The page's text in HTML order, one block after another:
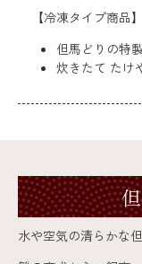
【冷凍タイプ商品】
但馬どりの特
炊きたて たけ
水や空気の清らかな